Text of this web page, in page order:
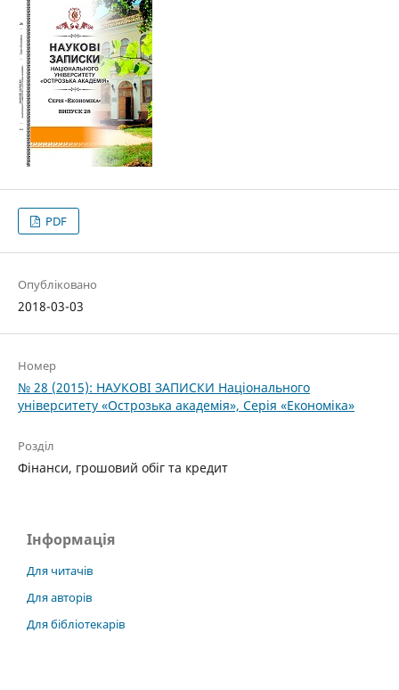
PDF
Опубліковано
2018-03-03
Номер
№ 28 (2015): НАУКОВІ ЗАПИСКИ Національного
університету «Острозька акаде­мія», Серія «Економіка»
Розділ
Фінанси, грошовий обіг та кредит
Інформація
Для читачів
Для авторів
Для бібліотекарів